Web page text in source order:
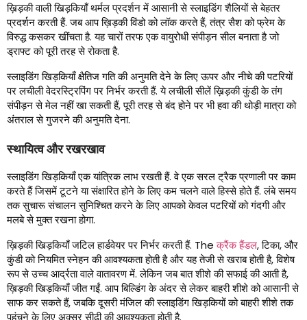
ख़िड़की वाली खिड़कियाँ थर्मल प्रदर्शन में आसानी से स्लाइडिंग शैलियों से बेहतर
प्रदर्शन करती हैं. जब आप ख़िड़की विंडो को लॉक करते हैं, तंत्र सैश को फ्रेम के
विरुद्ध कसकर खींचता है. यह चारों तरफ एक वायुरोधी संपीड़न सील बनाता है जो
ड्राफ्ट को पूरी तरह से रोकता है.
स्लाइडिंग खिड़कियाँ क्षैतिज गति की अनुमति देने के लिए ऊपर और नीचे की पटरियों
पर लचीली वेदरस्ट्रिपिंग पर निर्भर करती हैं. ये लचीली सीलें ख़िड़की कुंडी के तंग
संपीड़न से मेल नहीं खा सकती हैं, पूरी तरह से बंद होने पर भी हवा की थोड़ी मात्रा को
अंतराल से गुजरने की अनुमति देना.
स्थायित्व और रखरखाव
स्लाइडिंग खिड़कियाँ एक यांत्रिक लाभ रखती हैं. वे एक सरल ट्रैक प्रणाली पर काम
करते हैं जिसमें टूटने या संक्षारित होने के लिए कम चलने वाले हिस्से होते हैं. लंबे समय
तक सुचारू संचालन सुनिश्चित करने के लिए आपको केवल पटरियों को गंदगी और
मलबे से मुक्त रखना होगा.
ख़िड़की खिड़कियाँ जटिल हार्डवेयर पर निर्भर करती हैं. The क्रैंक हैंडल, टिका, और
कुंडी को नियमित स्नेहन की आवश्यकता होती है और यह तेजी से खराब होती है, विशेष
रूप से उच्च आर्द्रता वाले वातावरण में. लेकिन जब बात शीशे की सफाई की आती है,
ख़िड़की खिड़कियाँ जीत गईं. आप बिल्डिंग के अंदर से लेकर बाहरी शीशे को आसानी से
साफ कर सकते हैं, जबकि दूसरी मंजिल की स्लाइडिंग खिड़कियों को बाहरी शीशे तक
पहुंचने के लिए अक्सर सीढ़ी की आवश्यकता होती है.